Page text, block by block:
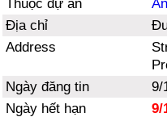
Thuộc dự án
Địa chỉ
Address
Ngày đăng tin
9/
Ngày hết hạn
9/